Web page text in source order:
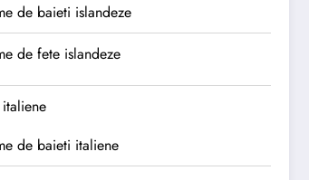
de baieti islandeze
de fete islandeze
de baieti italiene